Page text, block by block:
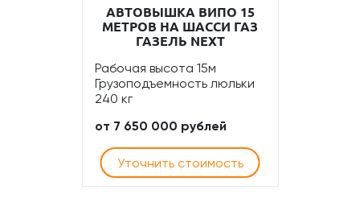
АВТОВЫШКА ВИПО 15
МЕТРОВ НА ШАССИ ГАЗ
ГАЗЕЛЬ NEXT
Рабочая высота 15м
Грузоподъемность люльки
240 кг
от 7 650 000 рублей
Уточнить стоимость